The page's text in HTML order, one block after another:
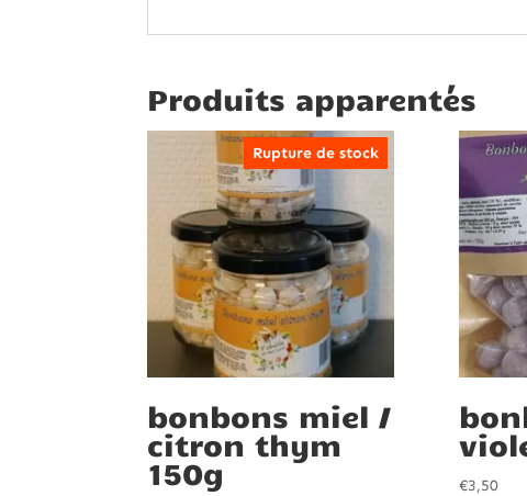
Produits apparentés
Rupture de stock
bonbons miel /
citron thym
150g €3,50